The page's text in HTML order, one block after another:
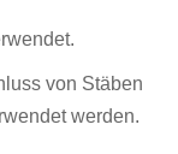
von Stäben
werden.